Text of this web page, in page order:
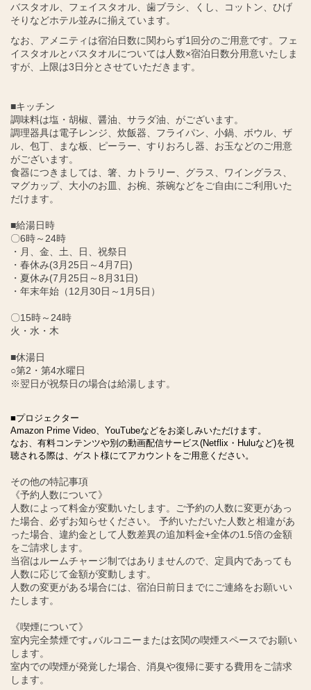
バスタオル、フェイスタオル、歯ブラシ、くし、コットン、ひげ
そりなどホテル並みに揃えています。
なお、アメニティは宿泊日数に関わらず1回分のご用意です。フェ
イスタオルとバスタオルについては人数×宿泊日数分用意いたしま
すが、上限は3日分とさせていただきます。
■キッチン
調味料は塩・胡椒、醤油、サラダ油、がございます。
調理器具は電子レンジ、炊飯器、フライパン、小鍋、ボウル、ザ
ル、包丁、まな板、ピーラー、すりおろし器、お玉などのご用意
がございます。
食器につきましては、箸、カトラリー、グラス、ワイングラス、
マグカップ、大小のお皿、お椀、茶碗などをご自由にご利用いた
だけます。
■給湯日時
〇6時～24時
・月、金、土、日、祝祭日
・春休み(3月25日～4月7日)
・夏休み(7月25日～8月31日)
・年末年始（12月30日～1月5日）
〇15時～24時
火・水・木
■休湯日
○第2・第4水曜日
※翌日が祝祭日の場合は給湯します。
■プロジェクター
Amazon Prime Video、YouTubeなどをお楽しみいただけます。
なお、有料コンテンツや別の動画配信サービス(Netflix・Huluなど)を視
聴される際は、ゲスト様にてアカウントをご用意ください。
その他の特記事項
《予約人数について》
人数によって料金が変動いたします。ご予約の人数に変更があっ
た場合、必ずお知らせください。 予約いただいた人数と相違があ
った場合、違約金として人数差異の追加料金+全体の1.5倍の金額
をご請求します。
当宿はルームチャージ制ではありませんので、定員内であっても
人数に応じて金額が変動します。
人数の変更がある場合には、宿泊日前日までにご連絡をお願いい
たします。
《喫煙について》
室内完全禁煙です｡バルコニーまたは玄関の喫煙スペースでお願い
します。
室内での喫煙が発覚した場合、消臭や復帰に要する費用をご請求
します。